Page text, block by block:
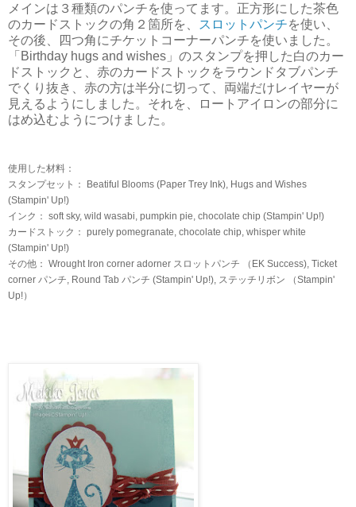
メインは３種類のパンチを使ってます。正方形にした茶色
のカードストックの角２箇所を、
スロットパンチを使い、
その後、四つ角にチケットコーナーパンチを使いました。
「Birthday hugs and wishes」のスタンプを押した白のカー
ドストックと、赤のカードストックをラウンドタブパンチ
でくり抜き、赤の方は半分に切って、両端だけレイヤーが
見えるようにしました。それを、ロートアイロンの部分に
はめ込むようにつけました。
使用した材料：
スタンプセット： Beatiful Blooms (Paper Trey Ink), Hugs and Wishes
(Stampin' Up!)
インク： soft sky, wild wasabi, pumpkin pie, chocolate chip (Stampin' Up!)
カードストック： purely pomegranate, chocolate chip, whisper white
(Stampin' Up!)
その他： Wrought Iron corner adorner スロットパンチ （EK Success), Ticket
corner パンチ, Round Tab パンチ (Stampin' Up!), ステッチリボン （Stampin'
Up!）